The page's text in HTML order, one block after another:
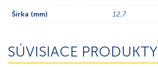
Šírka (mm) 12,7
SÚVISIACE PRODUKTY